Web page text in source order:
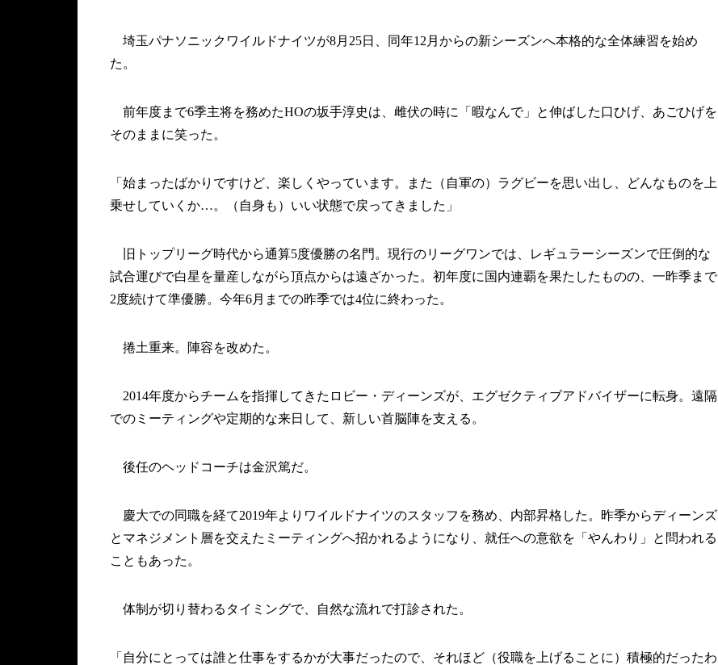
埼玉パナソニックワイルドナイツが8月25日、同年12月からの新シーズンへ本格的な全体練習を始め
た。
前年度まで6季主将を務めたHOの坂手淳史は、雌伏の時に「暇なんで」と伸ばした口ひげ、あごひげを
そのままに笑った。
「始まったばかりですけど、楽しくやっています。また（自軍の）ラグビーを思い出し、どんなものを上
乗せしていくか…。（自身も）いい状態で戻ってきました」
旧トップリーグ時代から通算5度優勝の名門。現行のリーグワンでは、レギュラーシーズンで圧倒的な
試合運びで白星を量産しながら頂点からは遠ざかった。初年度に国内連覇を果たしたものの、一昨季まで
2度続けて準優勝。今年6月までの昨季では4位に終わった。
捲土重来。陣容を改めた。
2014年度からチームを指揮してきたロビー・ディーンズが、エグゼクティブアドバイザーに転身。遠隔
でのミーティングや定期的な来日して、新しい首脳陣を支える。
後任のヘッドコーチは金沢篤だ。
慶大での同職を経て2019年よりワイルドナイツのスタッフを務め、内部昇格した。昨季からディーンズ
とマネジメント層を交えたミーティングへ招かれるようになり、就任への意欲を「やんわり」と問われる
こともあった。
体制が切り替わるタイミングで、自然な流れで打診された。
「自分にとっては誰と仕事をするかが大事だったので、それほど（役職を上げることに）積極的だったわ